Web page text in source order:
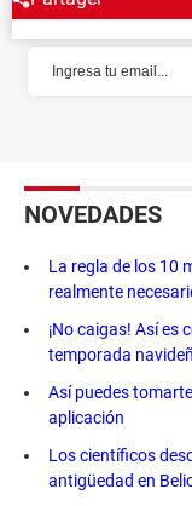
NEWSLETTER
NOVEDADES
La regla de los 10
realmente
¡No caigas! Así es
temporada
Así puedes
aplicación
Los científicos
antigüedad en